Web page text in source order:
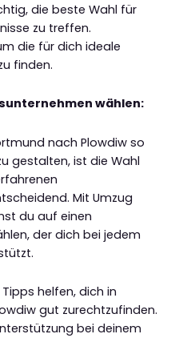
die beste Wahl für
zu treffen.
die für dich ideale
finden.
wählen:
nach Plowdiw so
gestalten, ist die Wahl
Mit Umzug
du auf einen
der dich bei jedem
helfen, dich in
gut zurechtzufinden.
bei deinem